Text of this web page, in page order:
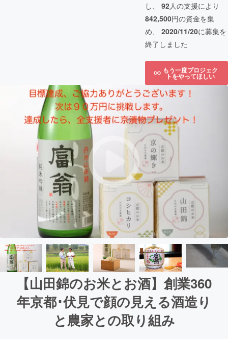
し、 92人の支援により
842,500円の資金を集
め、 2020/11/20に募集を
終了しました
もう一度プロジェク
トをやってほしい
【山田錦のお米とお酒】創業360
年京都･伏見で顔の見える酒造り
と農家との取り組み